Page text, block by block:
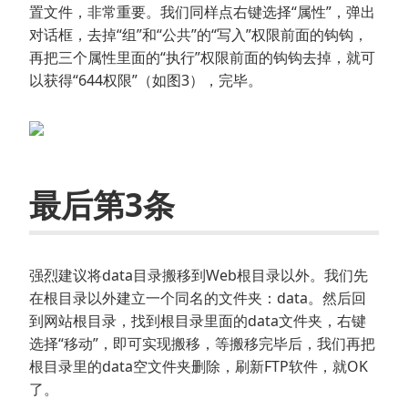
置文件，非常重要。我们同样点右键选择“属性”，弹出
对话框，去掉“组”和“公共”的“写入”权限前面的钩钩，
再把三个属性里面的“执行”权限前面的钩钩去掉，就可
以获得“644权限”（如图3），完毕。
最后第3条
强烈建议将data目录搬移到Web根目录以外。我们先
在根目录以外建立一个同名的文件夹：data。然后回
到网站根目录，找到根目录里面的data文件夹，右键
选择“移动”，即可实现搬移，等搬移完毕后，我们再把
根目录里的data空文件夹删除，刷新FTP软件，就OK
了。